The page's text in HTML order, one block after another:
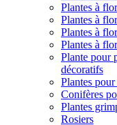
Plantes à
Plantes à
Plantes à
Plantes à
Plante pour
décoratifs
Plantes
Conifères
Plantes
Rosiers